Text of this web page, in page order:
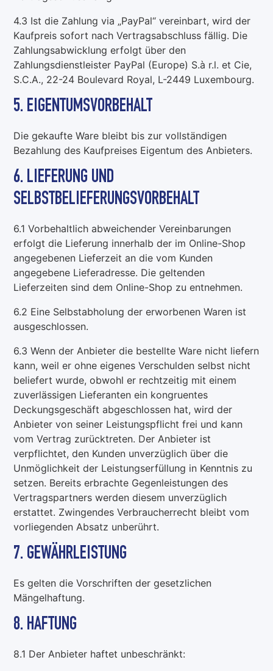
4.3 Ist die Zahlung via „PayPal“ vereinbart, wird der
Kaufpreis sofort nach Vertragsabschluss fällig. Die
Zahlungsabwicklung erfolgt über den
Zahlungsdienstleister PayPal (Europe) S.à r.l. et Cie,
S.C.A., 22-24 Boulevard Royal, L-2449 Luxembourg.
5. EIGENTUMSVORBEHALT
Die gekaufte Ware bleibt bis zur vollständigen
Bezahlung des Kaufpreises Eigentum des Anbieters.
6. LIEFERUNG UND
SELBSTBELIEFERUNGSVORBEHALT
6.1 Vorbehaltlich abweichender Vereinbarungen
erfolgt die Lieferung innerhalb der im Online-Shop
angegebenen Lieferzeit an die vom Kunden
angegebene Lieferadresse. Die geltenden
Lieferzeiten sind dem Online-Shop zu entnehmen.
6.2 Eine Selbstabholung der erworbenen Waren ist
ausgeschlossen.
6.3 Wenn der Anbieter die bestellte Ware nicht liefern
kann, weil er ohne eigenes Verschulden selbst nicht
beliefert wurde, obwohl er rechtzeitig mit einem
zuverlässigen Lieferanten ein kongruentes
Deckungsgeschäft abgeschlossen hat, wird der
Anbieter von seiner Leistungspflicht frei und kann
vom Vertrag zurücktreten. Der Anbieter ist
verpflichtet, den Kunden unverzüglich über die
Unmöglichkeit der Leistungserfüllung in Kenntnis zu
setzen. Bereits erbrachte Gegenleistungen des
Vertragspartners werden diesem unverzüglich
erstattet. Zwingendes Verbraucherrecht bleibt vom
vorliegenden Absatz unberührt.
7. GEWÄHRLEISTUNG
Es gelten die Vorschriften der gesetzlichen
Mängelhaftung.
8. HAFTUNG
8.1 Der Anbieter haftet unbeschränkt: